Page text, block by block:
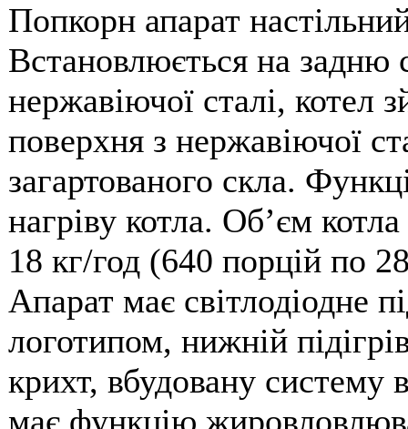
Попкорн апарат
Встановлюється на задню
нержавіючої сталі, котел
поверхня з нержавіючої
загартованого скла.
нагріву котла. Обʼєм
18 кг/год (640 порцій по
Апарат має світлодіодне
логотипом, нижній
крихт, вбудовану систему
має функцію